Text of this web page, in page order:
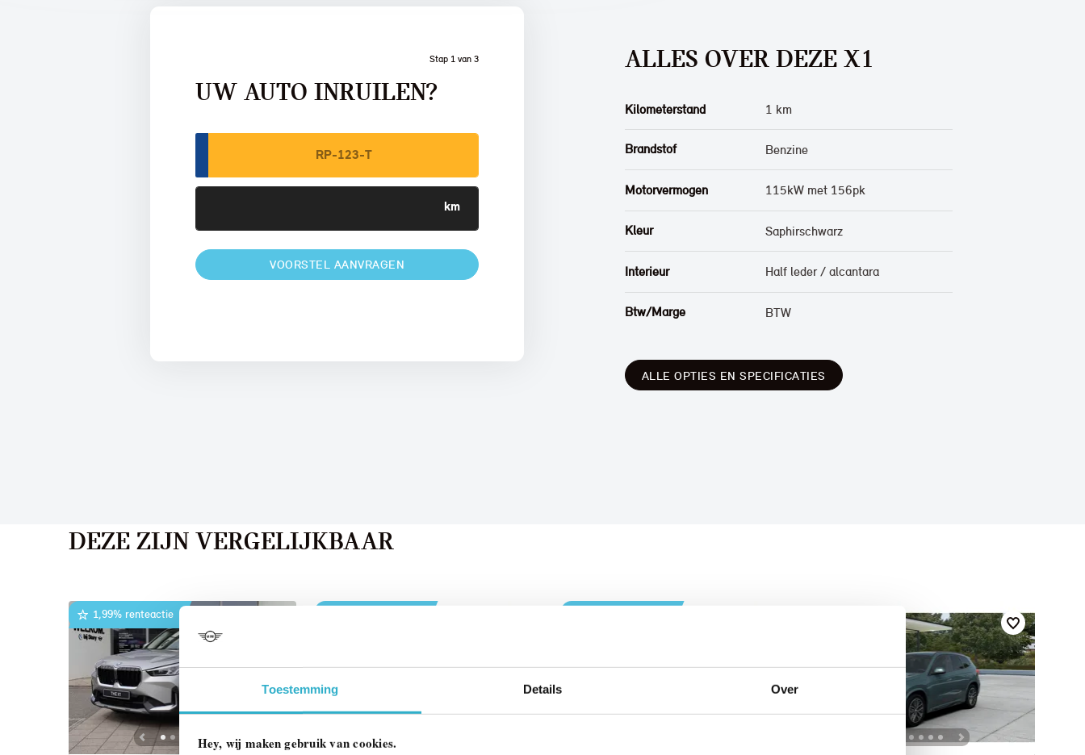
Toestemming Details Over
Hey, wij maken gebruik van cookies.
Stap 1 van 3
UW AUTO INRUILEN?
VOORSTEL AANVRAGEN
ALLES OVER DEZE X1
Kilometerstand 1 km
Brandstof Benzine
Motorvermogen 115kW met 156pk
Kleur Saphirschwarz
Interieur Half leder / alcantara
Btw/Marge BTW
ALLE OPTIES EN SPECIFICATIES
DEZE ZIJN VERGELIJKBAAR
1,99% renteactie